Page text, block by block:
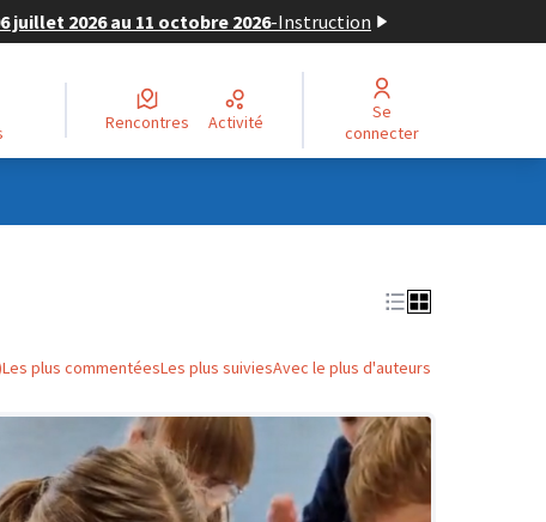
2026 au 11 octobre 2026-Instruction
Rencontres Activité
Se
connecter
Les plus commentéesLes plus suiviesAvec le plus d'auteurs